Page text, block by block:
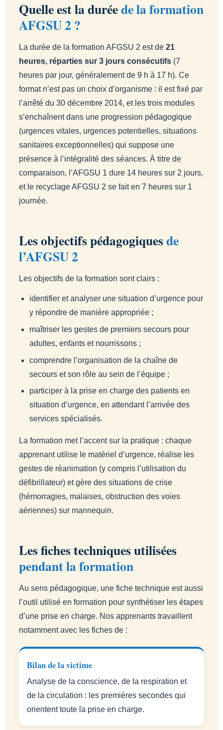
Quelle est la duréede la formation
AFGSU 2 ?
La durée de la formation AFGSU 2 est de 21
heures, réparties sur 3 jours consécutifs (7
heures par jour, généralement de 9 h à 17 h). Ce
format n’est pas un choix d’organisme : il est fixé par
l’arrêté du 30 décembre 2014, et les trois modules
s’enchaînent dans une progression pédagogique
(urgences vitales, urgences potentielles, situations
sanitaires exceptionnelles) qui suppose une
présence à l’intégralité des séances. À titre de
comparaison, l’AFGSU 1 dure 14 heures sur 2 jours,
et le recyclage AFGSU 2 se fait en 7 heures sur 1
journée.
Les objectifs pédagogiquesde
l’AFGSU 2
Les objectifs de la formation sont clairs :
identifier et analyser une situation d’urgence pour
y répondre de manière appropriée ;
maîtriser les gestes de premiers secours pour
adultes, enfants et nourrissons ;
comprendre l’organisation de la chaîne de
secours et son rôle au sein de l’équipe ;
participer à la prise en charge des patients en
situation d’urgence, en attendant l’arrivée des
services spécialisés.
La formation met l’accent sur la pratique : chaque
apprenant utilise le matériel d’urgence, réalise les
gestes de réanimation (y compris l’utilisation du
défibrillateur) et gère des situations de crise
(hémorragies, malaises, obstruction des voies
aériennes) sur mannequin.
Les fiches techniques utilisées
pendant la formation
Au sens pédagogique, une fiche technique est aussi
l’outil utilisé en formation pour synthétiser les étapes
d’une prise en charge. Nos apprenants travaillent
notamment avec les fiches de :
Bilan de la victime
Analyse de la conscience, de la respiration et
de la circulation : les premières secondes qui
orientent toute la prise en charge.